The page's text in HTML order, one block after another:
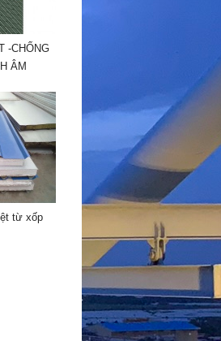
-CHỐNG
ÂM
từ xốp